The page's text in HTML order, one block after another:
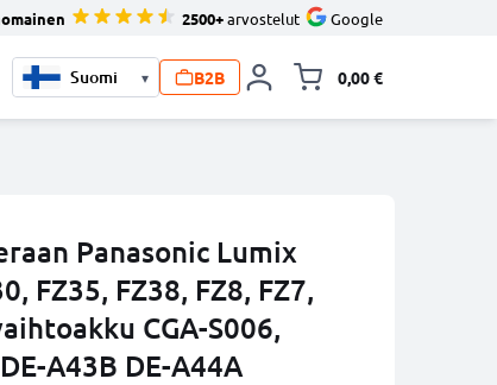
2500+arvostelut Google
▾ B2B 0,00 €
Panasonic Lumix
FZ35, FZ38, FZ8, FZ7,
CGA-S006,
A43B DE-A44A